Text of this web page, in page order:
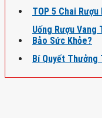
TOP 5 Chai
Uống Rượu
Bảo Sức Khỏe?
Bí Quyết